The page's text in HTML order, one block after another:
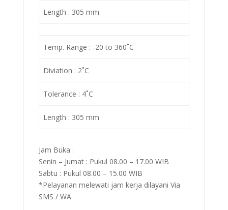
Length : 305 mm
Temp. Range : -20 to 360˚C
Diviation : 2˚C
Tolerance : 4˚C
Length : 305 mm
Jam Buka :
Senin – Jumat : Pukul 08.00 – 17.00 WIB
Sabtu : Pukul 08.00 – 15.00 WIB
*Pelayanan melewati jam kerja dilayani Via
SMS / WA